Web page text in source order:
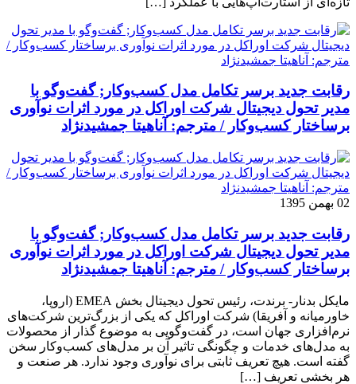
رقابت جدید برسر تکامل مدل کسب‌و‌کار; گفت‌وگو با
مدیر تحول دیجیتال شرکت اوراکل در مورد اثرات نوآوری
برساختار کسب‌وکار / مترجم: آناهیتا جمشیدنژاد
02 بهمن 1395
رقابت جدید برسر تکامل مدل کسب‌و‌کار; گفت‌وگو با
مدیر تحول دیجیتال شرکت اوراکل در مورد اثرات نوآوری
برساختار کسب‌وکار / مترجم: آناهیتا جمشیدنژاد
مایکل بدنار- برندت، رئیس تحول دیجیتال بخش EMEA (اروپا،
خاورمیانه و آفریقا) شرکت اوراکل که یکی از بزرگ‌ترین شرکت‌های
نرم‌افزاری جهان است، در گفت‌وگویی به موضوع گذار از محصولات
به مدل‌های خدمات و چگونگی تاثیر آن بر مدل‌های کسب‌و‌کار سخن
گفته است. هیچ تعریف ثابتی برای نوآوری وجود ندارد. هر صنعت و
هر بخشی تعریف […]